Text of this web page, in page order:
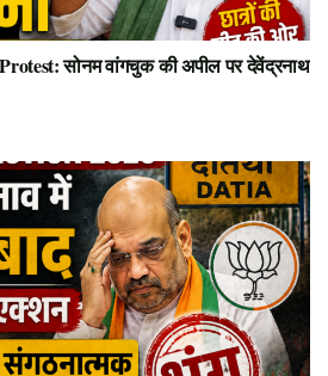
सोनम वांगचुक की अपील पर देवेंद्रनाथ